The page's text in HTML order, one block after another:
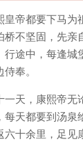
帝都要下马为
不坚固，先亲
行途中，每逢城
奉。
一天，康熙帝无
每天都要到汤泉
十余里，足见